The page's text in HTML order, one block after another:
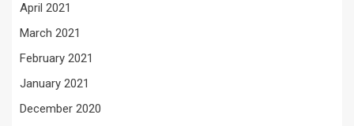
April 2021
March 2021
February 2021
January 2021
December 2020